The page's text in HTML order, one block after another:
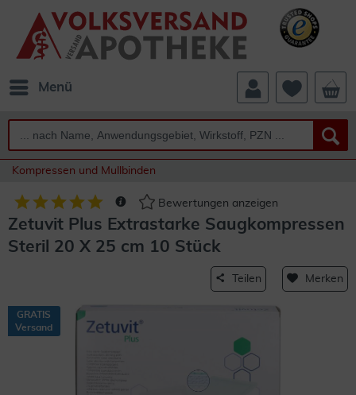
Menü
Kompressen und Mullbinden
Bewertungen anzeigen
Zetuvit Plus Extrastarke Saugkompressen
Steril 20 X 25 cm 10 Stück
Teilen Merken
GRATIS
Versand